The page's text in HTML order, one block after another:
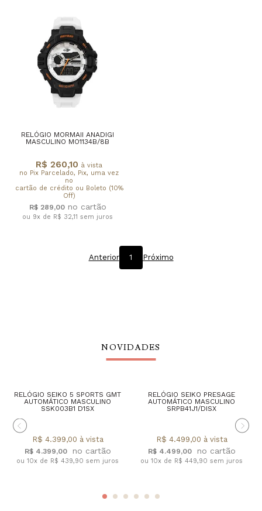
RELÓGIO MORMAII ANADIGI
MASCULINO MO1134B/8B
R$ 260,10 à vista
no Pix Parcelado, Pix, uma vez
no
cartão de crédito ou Boleto (10%
Off)
R$ 289,00
ou 9x de R$ 32,11 sem juros
Anterior 1 Próximo
NOVIDADES
RELÓGIO SEIKO 5 SPORTS GMT
AUTOMÁTICO MASCULINO
SSK003B1 D1SX
R$ 4.399,00
R$ 4.399,00 à vista
ou 10x de R$ 439,90 sem juros
RELÓGIO SEIKO PRESAGE
AUTOMÁTICO MASCULINO
SRPB41J1/DISX
R$ 4.499,00
R$ 4.499,00 à vista
ou 10x de R$ 449,90 sem juros